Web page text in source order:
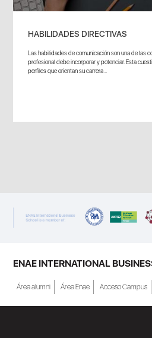
HABILIDADES DIRECTIVAS
Las habilidades de comunicación son una de las
profesional debe incorporar y potenciar. Esta
perfiles que orientan su carrera...
ENAE INTERNATIONAL
Área alumni Área Enae Acceso Campus